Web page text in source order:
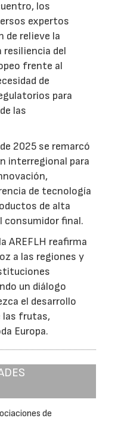
los
expertos
de relieve la
resiliencia del
frente al
de
para
las
2025 se remarcó
interregional para
de tecnología
de alta
consumidor final.
AREFLH reafirma
a las regiones y
un diálogo
el desarrollo
las frutas,
Europa.
de